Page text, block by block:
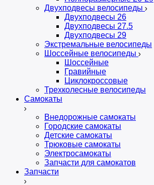
Двухподвесы велосипеды
Двухподвесы 26
Двухподвесы 27.5
Двухподвесы 29
Экстремальные велосипеды
Шоссейные велосипеды
Шоссейные
Гравийные
Циклокроссовые
Трехколесные велосипеды
Самокаты
Внедорожные самокаты
Городские самокаты
Детские самокаты
Трюковые самокаты
Электросамокаты
Запчасти для самокатов
Запчасти